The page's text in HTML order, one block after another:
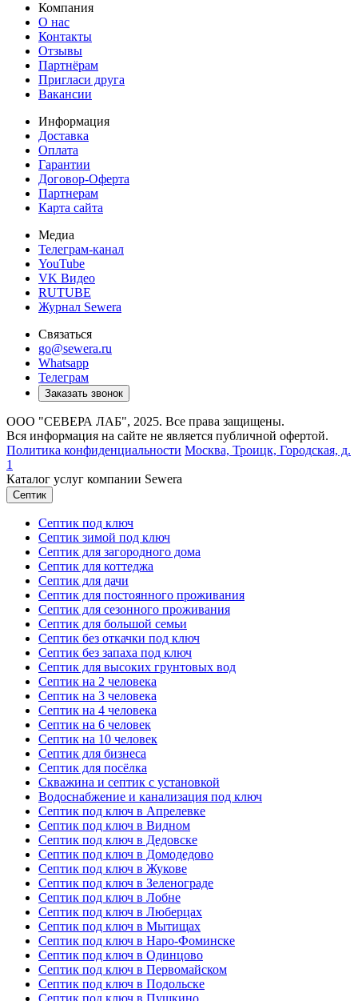
Компания
О нас
Контакты
Отзывы
Партнёрам
Пригласи друга
Вакансии
Информация
Доставка
Оплата
Гарантии
Договор-Оферта
Партнерам
Карта сайта
Медиа
Телеграм-канал
YouTube
VK Видео
RUTUBE
Журнал Sewera
Связаться
go@sewera.ru
Whatsapp
Телеграм
Заказать звонок
ООО "СЕВЕРА ЛАБ", 2025. Все права защищены.
Вся информация на сайте не является публичной офертой.
Политика конфиденциальности Москва, Троицк, Городская, д.
1
Каталог услуг компании Sewera
Септик
Септик под ключ
Септик зимой под ключ
Септик для загородного дома
Септик для коттеджа
Септик для дачи
Септик для постоянного проживания
Септик для сезонного проживания
Септик для большой семьи
Септик без откачки под ключ
Септик без запаха под ключ
Септик для высоких грунтовых вод
Септик на 2 человека
Септик на 3 человека
Септик на 4 человека
Септик на 6 человек
Септик на 10 человек
Септик для бизнеса
Септик для посёлка
Скважина и септик с установкой
Водоснабжение и канализация под ключ
Септик под ключ в Апрелевке
Септик под ключ в Видном
Септик под ключ в Дедовске
Септик под ключ в Домодедово
Септик под ключ в Жукове
Септик под ключ в Зеленограде
Септик под ключ в Лобне
Септик под ключ в Люберцах
Септик под ключ в Мытищах
Септик под ключ в Наро-Фоминске
Септик под ключ в Одинцово
Септик под ключ в Первомайском
Септик под ключ в Подольске